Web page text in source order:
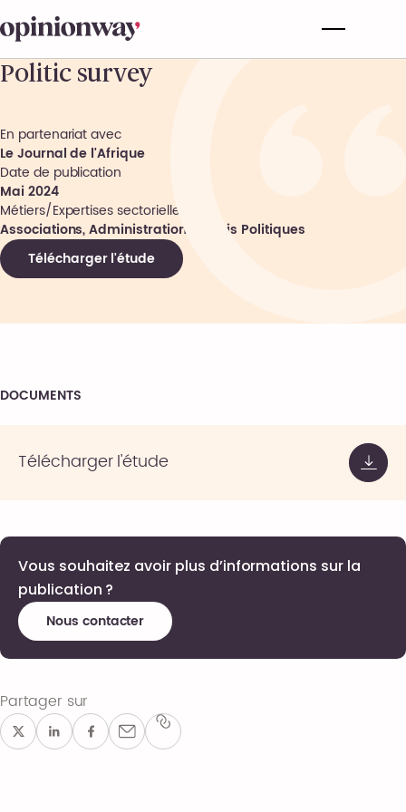
Politic survey
En partenariat avec
Le Journal de l'Afrique
Date de publication
Mai 2024
Métiers/Expertises sectorielles
Associations, Administrations, Partis Politiques
Télécharger l'étude
DOCUMENTS
Télécharger l'étude
Vous souhaitez avoir plus d’informations sur la
publication ?
Nous contacter
Partager sur